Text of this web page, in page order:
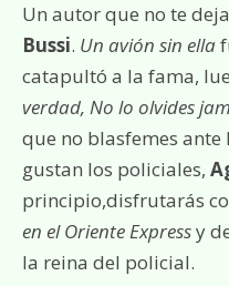
Un autor que no te
Bussi. Un avión sin ella
catapultó a la fama,
verdad, No lo olvides
que no blasfemes ante
gustan los policiales,
principio,disfrutarás
en el Oriente Expressy
la reina del policial.